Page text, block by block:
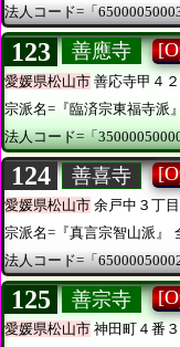
法人コード=「
123 善應寺
愛媛県松山市 善応寺甲４
宗派名=『臨済宗東福寺派』
法人コード=「
124 善喜寺
愛媛県松山市 余戸中３丁
宗派名=『真言宗智山派』
法人コード=「
125 善宗寺
愛媛県松山市 神田町４番